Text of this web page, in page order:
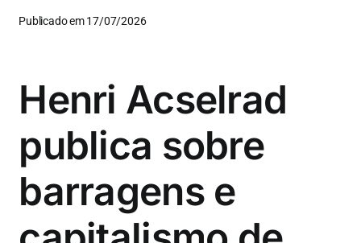
Publicado em 17/07/2026
Henri Acselrad
publica sobre
barragens e